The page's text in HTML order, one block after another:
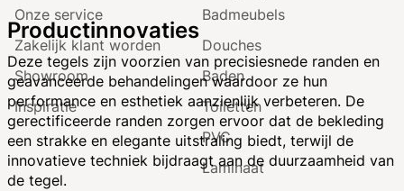
Productinnovaties
Deze tegels zijn voorzien van precisiesnede randen en
geavanceerde behandelingen waardoor ze hun
performance en esthetiek aanzienlijk verbeteren. De
gerectificeerde randen zorgen ervoor dat de bekleding
een strakke en elegante uitstraling biedt, terwijl de
innovatieve techniek bijdraagt aan de duurzaamheid van
de tegel.
Onze service
Zakelijk klant worden
Showroom
Inspiratie
Badmeubels
Douches
Baden
Toiletten
PVC
Laminaat